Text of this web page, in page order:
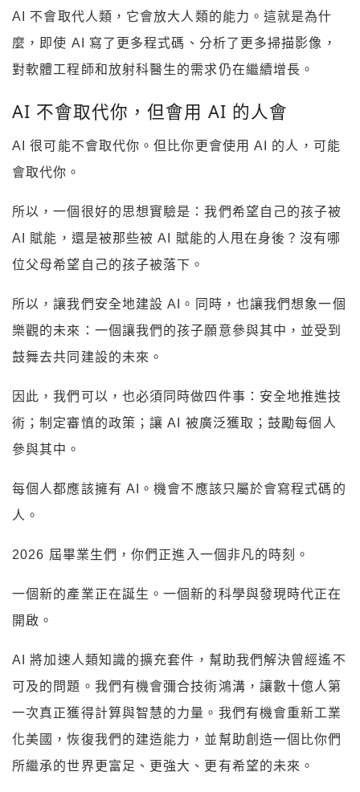
AI 不會取代人類，它會放大人類的能力。這就是為什
麼，即使 AI 寫了更多程式碼、分析了更多掃描影像，
對軟體工程師和放射科醫生的需求仍在繼續增長。
AI 不會取代你，但會用 AI 的人會
AI 很可能不會取代你。但比你更會使用 AI 的人，可能
會取代你。
所以，一個很好的思想實驗是：我們希望自己的孩子被
AI 賦能，還是被那些被 AI 賦能的人甩在身後？沒有哪
位父母希望自己的孩子被落下。
所以，讓我們安全地建設 AI。同時，也讓我們想象一個
樂觀的未來：一個讓我們的孩子願意參與其中，並受到
鼓舞去共同建設的未來。
因此，我們可以，也必須同時做四件事：安全地推進技
術；制定審慎的政策；讓 AI 被廣泛獲取；鼓勵每個人
參與其中。
每個人都應該擁有 AI。機會不應該只屬於會寫程式碼的
人。
2026 屆畢業生們，你們正進入一個非凡的時刻。
一個新的產業正在誕生。一個新的科學與發現時代正在
開啟。
AI 將加速人類知識的擴充套件，幫助我們解決曾經遙不
可及的問題。我們有機會彌合技術鴻溝，讓數十億人第
一次真正獲得計算與智慧的力量。我們有機會重新工業
化美國，恢復我們的建造能力，並幫助創造一個比你們
所繼承的世界更富足、更強大、更有希望的未來。